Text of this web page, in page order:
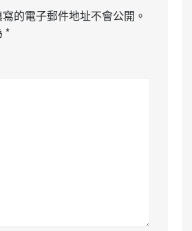
的電子郵件地址不會公開。
*